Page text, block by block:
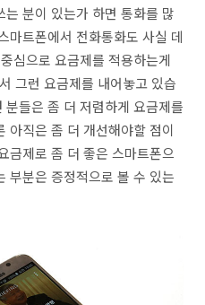
분이 있는가 하면 통화를 많
마트폰에서 전화통화도 사실 데
심으로 요금제를 적용하는게
그런 요금제를 내어놓고 있습
들은 좀 더 저렴하게 요금제를
아직은 좀 더 개선해야할 점이
금제로 좀 더 좋은 스마트폰으
부분은 증정적으로 볼 수 있는